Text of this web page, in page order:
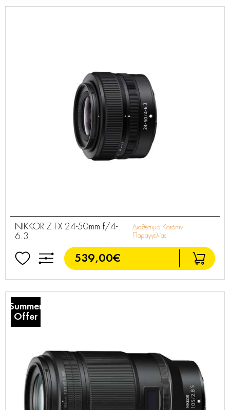
NIKKOR Z FX 24-50mm f/4-
6.3
Διαθέσιμο Κατόπιν
Παραγγελίας
539,00€
Summer
Offer